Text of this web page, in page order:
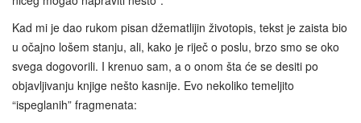
Kad mi je dao rukom pisan džematlijin životopis, tekst je zaista bio
u očajno lošem stanju, ali, kako je riječ o poslu, brzo smo se oko
svega dogovorili. I krenuo sam, a o onom šta će se desiti po
objavljivanju knjige nešto kasnije. Evo nekoliko temeljito
“ispeglanih” fragmenata: